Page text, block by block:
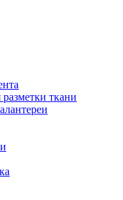
ткани